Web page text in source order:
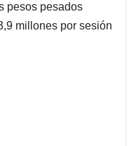
pesos pesados
millones por sesión